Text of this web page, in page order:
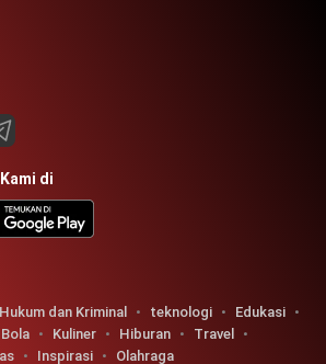
di
Hukum dan Kriminal teknologi
Edukasi
Bola Kuliner Hiburan
Travel
Inspirasi Olahraga